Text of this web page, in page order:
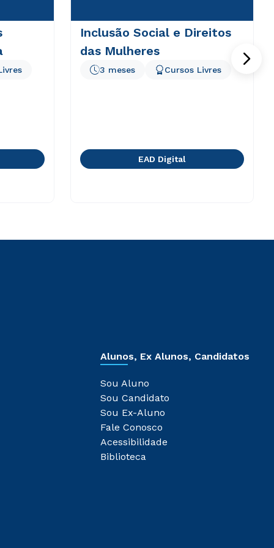
Inclusão Social e Direitos
das Mulheres
3 meses Cursos Livres
EAD Digital
Alunos, Ex Alunos, Candidatos
Sou Aluno
Sou Candidato
Sou Ex-Aluno
Fale Conosco
Acessibilidade
Biblioteca